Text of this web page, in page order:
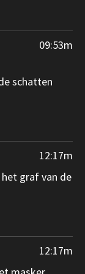
09:53m
schatten
12:17m
graf van de
12:17m